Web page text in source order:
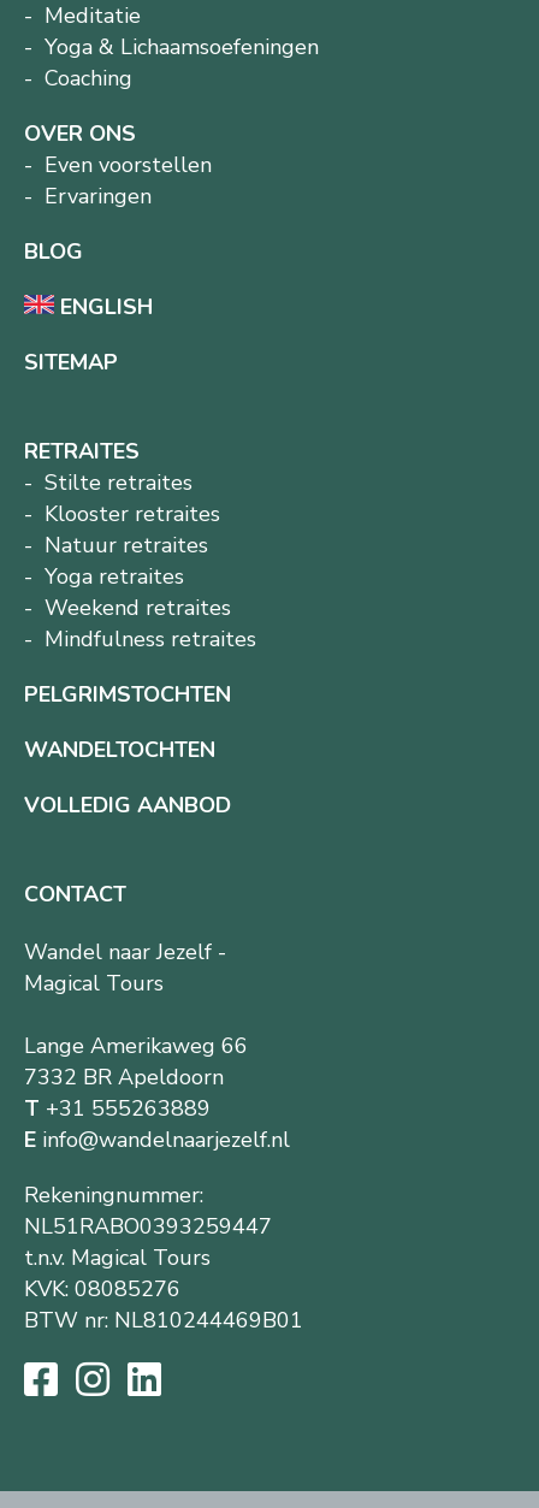
Meditatie
Yoga & Lichaamsoefeningen
Coaching
OVER ONS
Even voorstellen
Ervaringen
BLOG
ENGLISH
SITEMAP
RETRAITES
Stilte retraites
Klooster retraites
Natuur retraites
Yoga retraites
Weekend retraites
Mindfulness retraites
PELGRIMSTOCHTEN
WANDELTOCHTEN
VOLLEDIG AANBOD
CONTACT
Wandel naar Jezelf -
Magical Tours
Lange Amerikaweg 66
7332 BR Apeldoorn
T +31 555263889
E info@wandelnaarjezelf.nl
Rekeningnummer:
NL51RABO0393259447
t.n.v. Magical Tours
KVK: 08085276
BTW nr: NL810244469B01